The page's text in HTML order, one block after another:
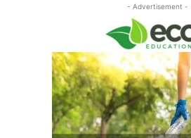
- Advertisement -